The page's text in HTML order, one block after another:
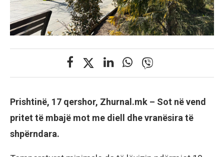
Prishtinë, 17 qershor, Zhurnal.mk – Sot në vend
pritet të mbajë mot me diell dhe vranësira të
shpërndara.